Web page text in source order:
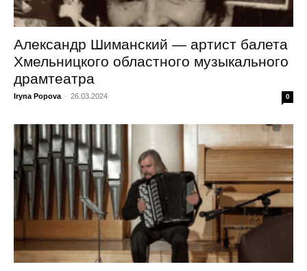
Александр Шиманский — артист балета
Хмельницкого областного музыкального
драмтеатра
Iryna Popova - 26.03.2024 0